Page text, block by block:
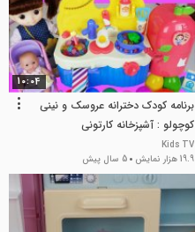
10:04
برنامه کودک دخترانه عروسک و نینی
کوچولو : آشپزخانه کارتونی
Kids TV
19.9 هزار نمایش
5 سال پیش